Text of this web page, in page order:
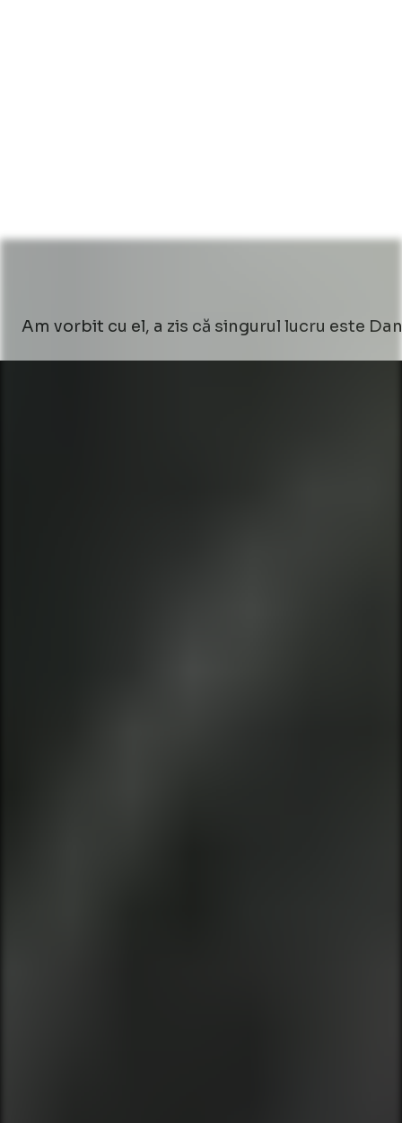
Am vorbit cu el, a zis că singurul lucru este